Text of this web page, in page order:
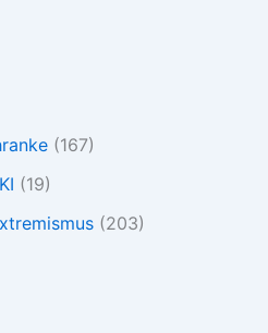
(167)
(19)
(203)